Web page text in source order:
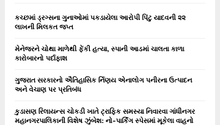
o
r
કચ્છમાં ડ્રગ્સના ગુનાઓમાં પકડાયેલા આરોપી પિંટુ યાદવની ૨૨
લાખની મિલકત જપ્ત
મેનેજરને ચોથા માળેથી ફેંકી હત્યા, સ્પાની આડમાં ચાલતા કાળા
કારોબારનો પર્દાફાશ
ગુજરાત સરકારનો ઐતિહાસિક ર્નિણય એનાલોગ પનીરના ઉત્પાદન
અને વેચાણ પર પ્રતિબંધ
કુડાસણ રિલાયન્સ ચોકડી ખાતે ટ્રાફિક સમસ્યા નિવારવા ગાંધીનગર
મહાનગરપાલિકાની વિશેષ ઝુંબેશ: નો-પાર્કિંગ સ્પેસમાં મૂકેલા વાહનો